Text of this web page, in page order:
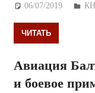
06/07/2019
ЧИТАТЬ
Авиация
и боевое